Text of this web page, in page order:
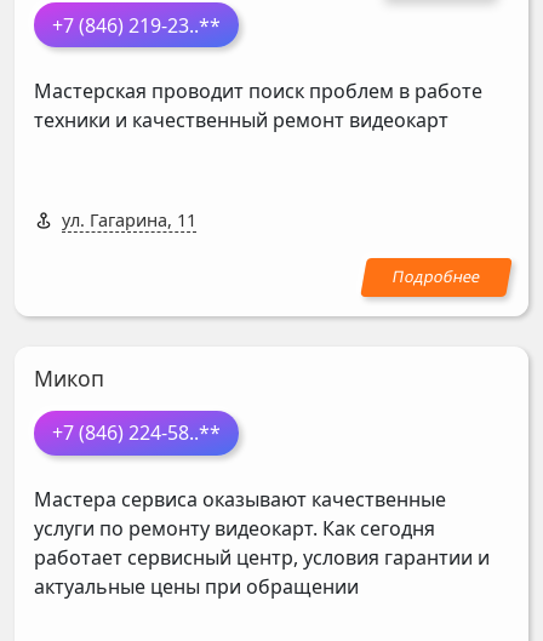
+7 (846) 219-23..**
Мастерская проводит поиск проблем в работе
техники и качественный ремонт видеокарт
ул. Гагарина, 11
Микоп
+7 (846) 224-58..**
Мастера сервиса оказывают качественные
услуги по ремонту видеокарт. Как сегодня
работает сервисный центр, условия гарантии и
актуальные цены при обращении